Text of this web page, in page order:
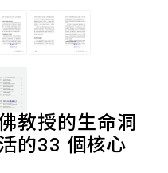
教授的生命洞
的33 個核心